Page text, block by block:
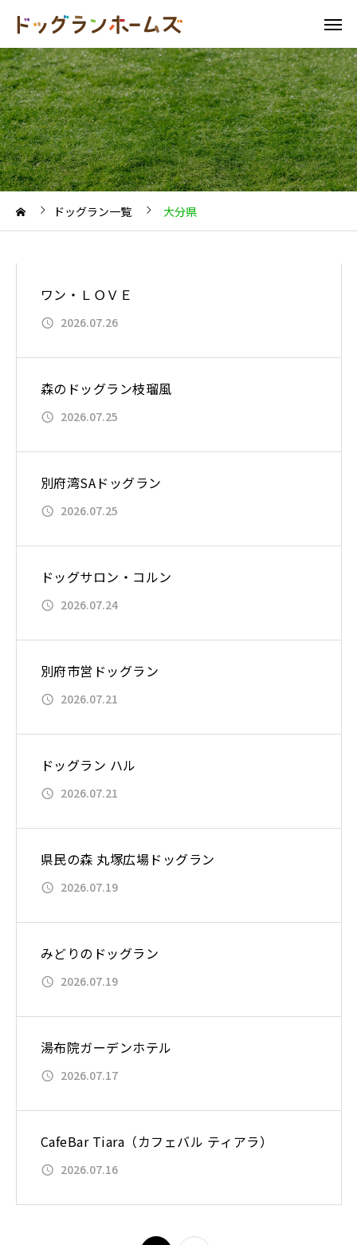
ドッグラン一覧 大分県
ワン・ＬＯＶＥ
2026.07.26
森のドッグラン枝瑠風
2026.07.25
別府湾SAドッグラン
2026.07.25
ドッグサロン・コルン
2026.07.24
別府市営ドッグラン
2026.07.21
ドッグラン ハル
2026.07.21
県民の森 丸塚広場ドッグラン
2026.07.19
みどりのドッグラン
2026.07.19
湯布院ガーデンホテル
2026.07.17
CafeBar Tiara（カフェバル ティアラ）
2026.07.16